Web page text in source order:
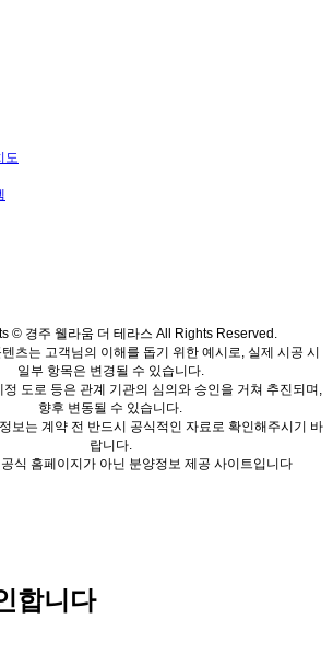
도
© 경주 웰라움 더 테라스 All Rights Reserved.
츠는 고객님의 이해를 돕기 위한 예시로, 실제 시공 시
일부 항목은 변경될 수 있습니다.
도로 등은 관계 기관의 심의와 승인을 거쳐 추진되며,
향후 변동될 수 있습니다.
보는 계약 전 반드시 공식적인 자료로 확인해주시기 바
랍니다.
식 홈페이지가 아닌 분양정보 제공 사이트입니다
합니다